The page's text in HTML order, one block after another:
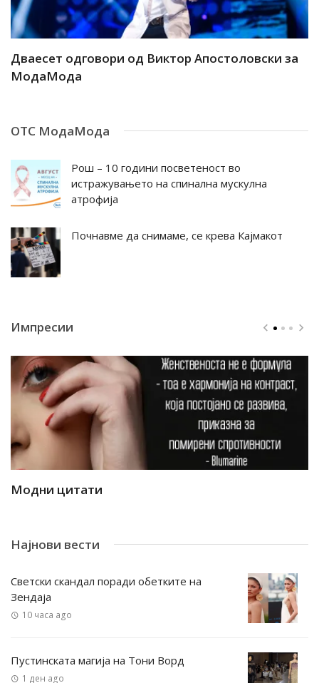
Дваесет одговори од Виктор Апостоловски за
МодаМода
ОТС МодаМода
Рош – 10 години посветеност во
истражувањето на спинална мускулна
атрофија
Почнавме да снимаме, се крева Кајмакот
Импресии
Модни цитати
Најнови вести
Светски скандал поради обетките на
Зендаја
10 часа ago
Пустинската магија на Тони Ворд
1 ден ago